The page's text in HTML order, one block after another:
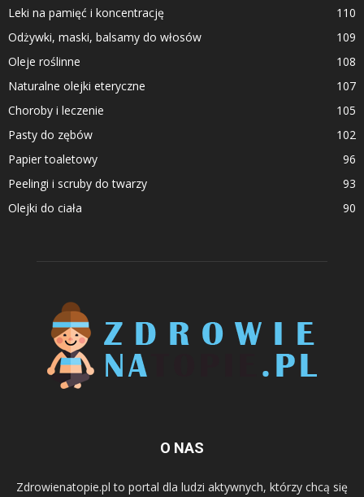
Leki na pamięć i koncentrację
110
Odżywki, maski, balsamy do włosów
109
Oleje roślinne
108
Naturalne olejki eteryczne
107
Choroby i leczenie
105
Pasty do zębów
102
Papier toaletowy
96
Peelingi i scruby do twarzy
93
Olejki do ciała
90
O NAS
Zdrowienatopie.pl to portal dla ludzi aktywnych, którzy chcą się